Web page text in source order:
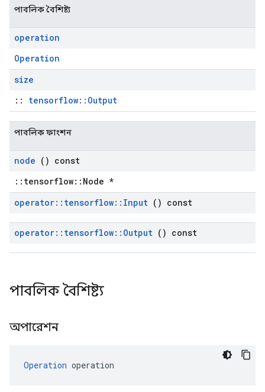
পাবলিক বৈশিষ্ট্য
operation
Operation
size
:: tensorflow::Output
পাবলিক ফাংশন
node () const
::tensorflow::Node *
operator:: tensorflow:: Input () const
operator:: tensorflow:: Output () const
পাবলিক বৈশিষ্ট্য
অপারেশন
Operation operation